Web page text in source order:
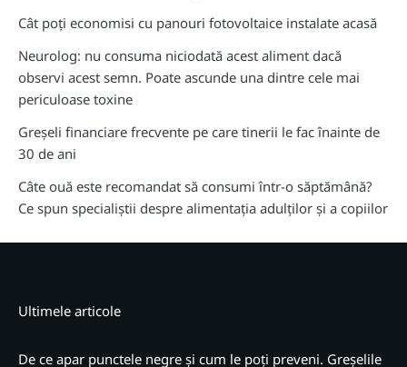
Cât poți economisi cu panouri fotovoltaice instalate acasă
Neurolog: nu consuma niciodată acest aliment dacă
observi acest semn. Poate ascunde una dintre cele mai
periculoase toxine
Greșeli financiare frecvente pe care tinerii le fac înainte de
30 de ani
Câte ouă este recomandat să consumi într-o săptămână?
Ce spun specialiștii despre alimentația adulților și a copiilor
Ultimele articole
De ce apar punctele negre și cum le poți preveni. Greșelile